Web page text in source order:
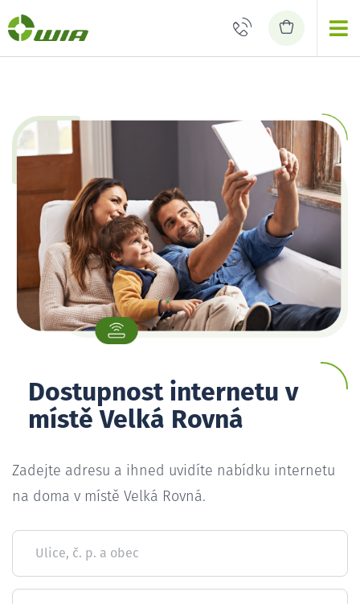
Dostupnost internetu v
místě Velká Rovná
Zadejte adresu a ihned uvidíte nabídku internetu
na doma v místě Velká Rovná.
Ulice, č. p. a obec